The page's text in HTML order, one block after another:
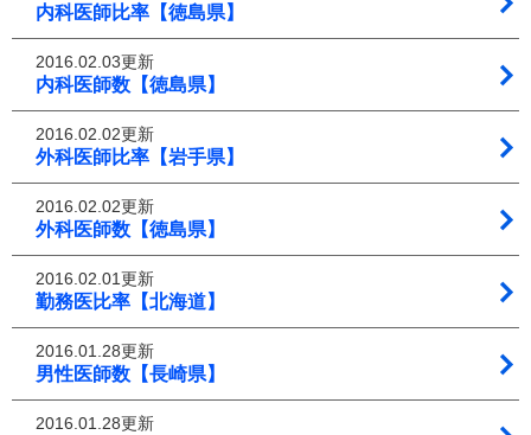
内科医師比率【徳島県】
2016.02.03更新
内科医師数【徳島県】
2016.02.02更新
外科医師比率【岩手県】
2016.02.02更新
外科医師数【徳島県】
2016.02.01更新
勤務医比率【北海道】
2016.01.28更新
男性医師数【長崎県】
2016.01.28更新